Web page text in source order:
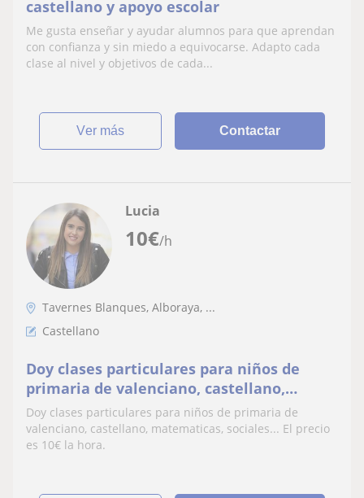
castellano y apoyo escolar
Me gusta enseñar y ayudar alumnos para que aprendan
con confianza y sin miedo a equivocarse. Adapto cada
clase al nivel y objetivos de cada...
ver más Contactar
10€/h
Lucia
Tavernes Blanques, Alboraya, ...
Castellano
Doy clases particulares para niños de
primaria de valenciano, castellano,
matematicas, sociales... El precio es 10€ la
hora
Doy clases particulares para niños de primaria de
valenciano, castellano, matematicas, sociales... El precio
es 10€ la hora.